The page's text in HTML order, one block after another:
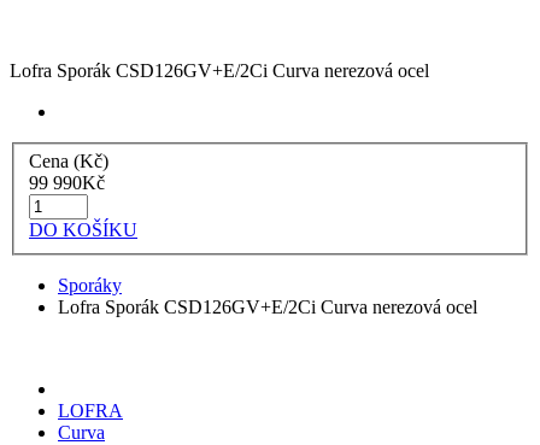
Lofra Sporák CSD126GV+E/2Ci Curva nerezová ocel
Cena (Kč)
99 990Kč
DO KOŠÍKU
Sporáky
Lofra Sporák CSD126GV+E/2Ci Curva nerezová ocel
LOFRA
Curva